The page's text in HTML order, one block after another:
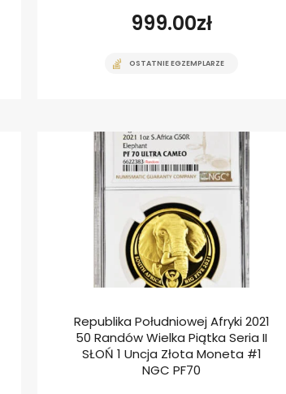
999.00zł
OSTATNIE EGZEMPLARZE
Republika Południowej Afryki 2021
50 Randów Wielka Piątka Seria II
SŁOŃ 1 Uncja Złota Moneta #1
NGC PF70